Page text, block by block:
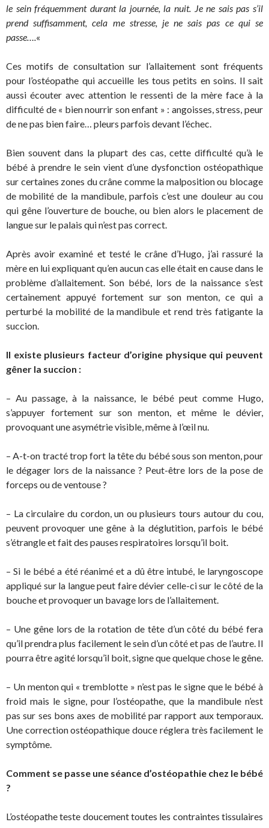
le sein fréquemment durant la journée, la nuit. Je ne sais pas s’il
prend suffisamment, cela me stresse, je ne sais pas ce qui se
passe….«
Ces motifs de consultation sur l’allaitement sont fréquents
pour l’ostéopathe qui accueille les tous petits en soins. Il sait
aussi écouter avec attention le ressenti de la mère face à la
difficulté de « bien nourrir son enfant » : angoisses, stress, peur
de ne pas bien faire… pleurs parfois devant l’échec.
Bien souvent dans la plupart des cas, cette difficulté qu’à le
bébé à prendre le sein vient d’une dysfonction ostéopathique
sur certaines zones du crâne comme la malposition ou blocage
de mobilité de la mandibule, parfois c’est une douleur au cou
qui gêne l’ouverture de bouche, ou bien alors le placement de
langue sur le palais qui n’est pas correct.
Après avoir examiné et testé le crâne d’Hugo, j’ai rassuré la
mère en lui expliquant qu’en aucun cas elle était en cause dans le
problème d’allaitement. Son bébé, lors de la naissance s’est
certainement appuyé fortement sur son menton, ce qui a
perturbé la mobilité de la mandibule et rend très fatigante la
succion.
Il existe plusieurs facteur d’origine physique qui peuvent
gêner la succion :
– Au passage, à la naissance, le bébé peut comme Hugo,
s’appuyer fortement sur son menton, et même le dévier,
provoquant une asymétrie visible, même à l’œil nu.
– A-t-on tracté trop fort la tête du bébé sous son menton, pour
le dégager lors de la naissance ? Peut-être lors de la pose de
forceps ou de ventouse ?
– La circulaire du cordon, un ou plusieurs tours autour du cou,
peuvent provoquer une gêne à la déglutition, parfois le bébé
s’étrangle et fait des pauses respiratoires lorsqu’il boit.
– Si le bébé a été réanimé et a dû être intubé, le laryngoscope
appliqué sur la langue peut faire dévier celle-ci sur le côté de la
bouche et provoquer un bavage lors de l’allaitement.
– Une gêne lors de la rotation de tête d’un côté du bébé fera
qu’il prendra plus facilement le sein d’un côté et pas de l’autre. Il
pourra être agité lorsqu’il boit, signe que quelque chose le gêne.
– Un menton qui « tremblotte » n’est pas le signe que le bébé à
froid mais le signe, pour l’ostéopathe, que la mandibule n’est
pas sur ses bons axes de mobilité par rapport aux temporaux.
Une correction ostéopathique douce réglera très facilement le
symptôme.
Comment se passe une séance d’ostéopathie chez le bébé
?
L’ostéopathe teste doucement toutes les contraintes tissulaires